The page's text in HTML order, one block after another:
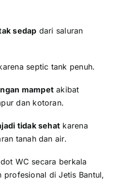
sedap dari saluran
septic tank penuh.
mampet akibat
dan kotoran.
tidak sehat karena
tanah dan air.
WC secara berkala
profesional di Jetis Bantul,